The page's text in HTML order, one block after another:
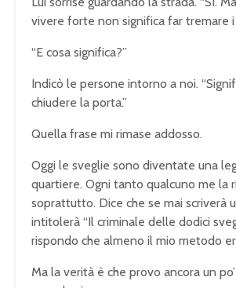
vivere forte non significa far tremare i
“E cosa significa?”
Indicò le persone intorno a noi.
chiudere la porta.”
Quella frase mi rimase addosso.
Oggi le sveglie sono diventate una
quartiere. Ogni tanto qualcuno me la
soprattutto. Dice che se mai scriverà
intitolerà “Il criminale delle dodici
rispondo che almeno il mio metodo
Ma la verità è che provo ancora un